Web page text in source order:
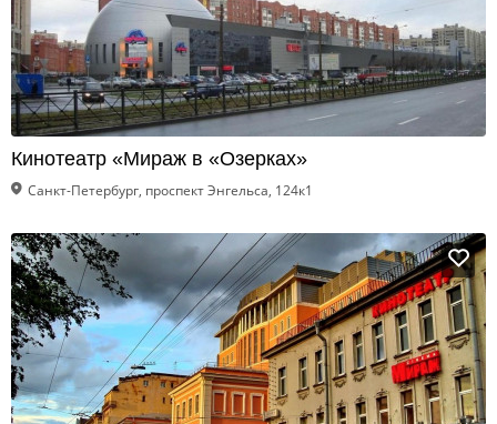
Кинотеатр «Мираж в «Озерках»
Санкт-Петербург, проспект Энгельса, 124к1